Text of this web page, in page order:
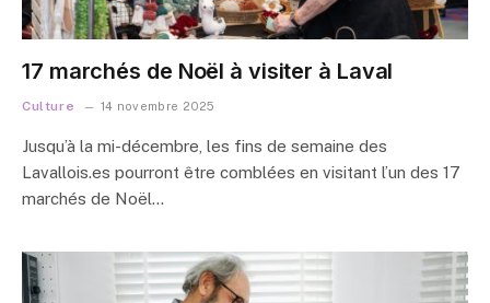
17 marchés de Noël à visiter à Laval
Culture 14 novembre 2025
Jusqu’à la mi-décembre, les fins de semaine des
Lavallois.es pourront être comblées en visitant l’un des 17
marchés de Noël…